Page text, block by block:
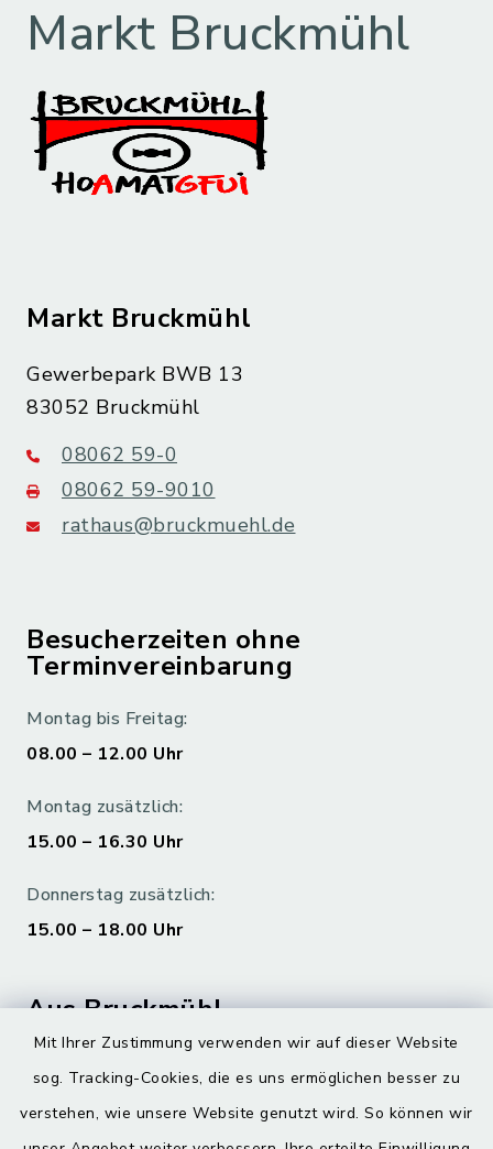
Mit Ihrer Zustimmung verwenden wir auf dieser Website
sog. Tracking-Cookies, die es uns ermöglichen besser zu
verstehen, wie unsere Website genutzt wird. So können wir
Markt Bruckmühl
Markt Bruckmühl
Gewerbepark BWB 13
83052 Bruckmühl
08062 59-0
08062 59-9010
rathaus@bruckmuehl.de
Besucherzeiten ohne
Terminvereinbarung
Montag bis Freitag:
08.00 – 12.00 Uhr
Montag zusätzlich:
15.00 – 16.30 Uhr
Donnerstag zusätzlich:
15.00 – 18.00 Uhr
Aus Bruckmühl
Digitaler Ortsplan